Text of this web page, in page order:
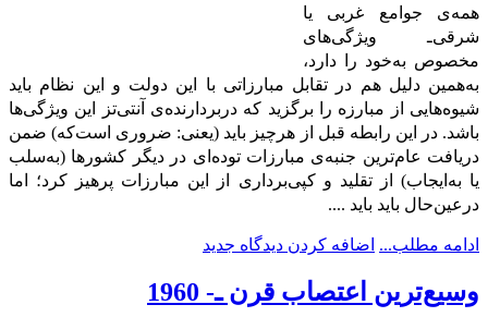
همه‌ی جوامع غربی یا
شرقی‌ـ ویژگی‌های
مخصوص به‌خود را دارد،
به‌همین دلیل هم در تقابل مبارزاتی با این دولت و این نظام باید
شیوه‌هایی از مبارزه را برگزید که دربردارنده‌ی آنتی‌تز این ویژگی‌ها
باشد. در این رابطه قبل از هرچیز باید (یعنی: ضروری است‌که) ضمن
دریافت عام‌ترین جنبه‌ی مبارزات توده‌ای در دیگر کشورها (به‌سلب
یا به‌ایجاب) از تقلید و کپی‌برداری از این مبارزات پرهیز کرد؛ اما
درعین‌حال باید باید ....
ادامه مطلب... اضافه کردن دیدگاه جدید
وسیع‌ترین اعتصاب قرن ـ- 1960